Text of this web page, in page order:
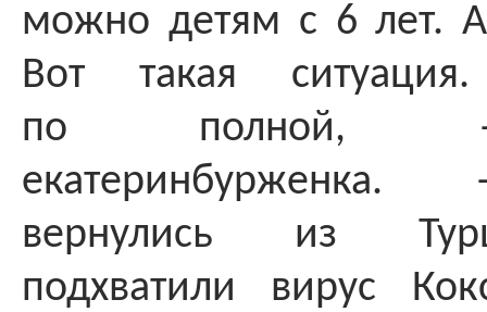
можно детям с 6 лет.
Вот такая
по полной,
вернулись из
подхватили вирус